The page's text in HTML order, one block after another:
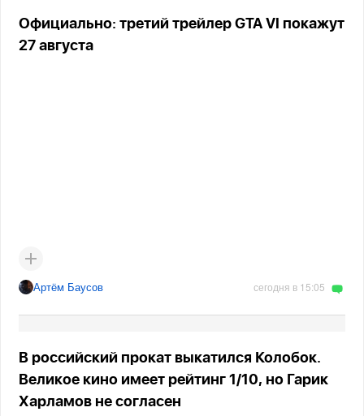
Официально: третий трейлер GTA VI покажут
27 августа
Артём Баусов сегодня в 15:05
В российский прокат выкатился Колобок.
Великое кино имеет рейтинг 1/10, но Гарик
Харламов не согласен